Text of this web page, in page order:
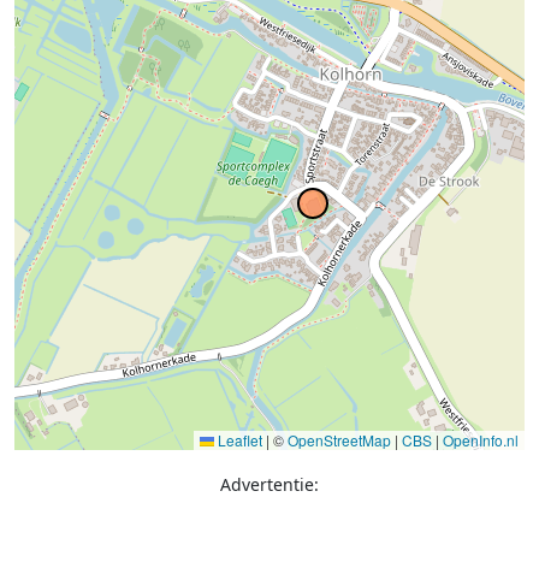
Leaflet | ©OpenStreetMap | CBS | OpenInfo.nl
Advertentie: